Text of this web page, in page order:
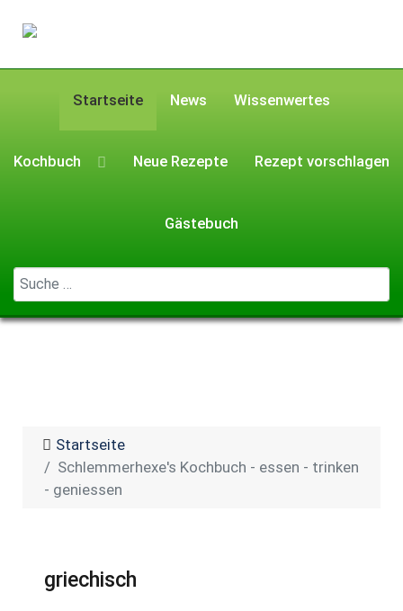
Startseite News Wissenwertes
Kochbuch Neue Rezepte Rezept vorschlagen
Gästebuch
Startseite
Schlemmerhexe's Kochbuch - essen - trinken
- geniessen
griechisch